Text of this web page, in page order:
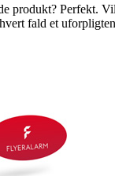
produkt? Perfekt.
fald et